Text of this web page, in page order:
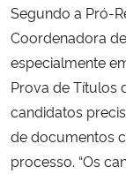
Segundo a Pró-
Coordenadora
especialmente
Prova de Títulos
candidatos
de documentos
processo. “Os